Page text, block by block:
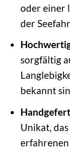
oder einer
der
sorgfältig
bekannt
Unikat,